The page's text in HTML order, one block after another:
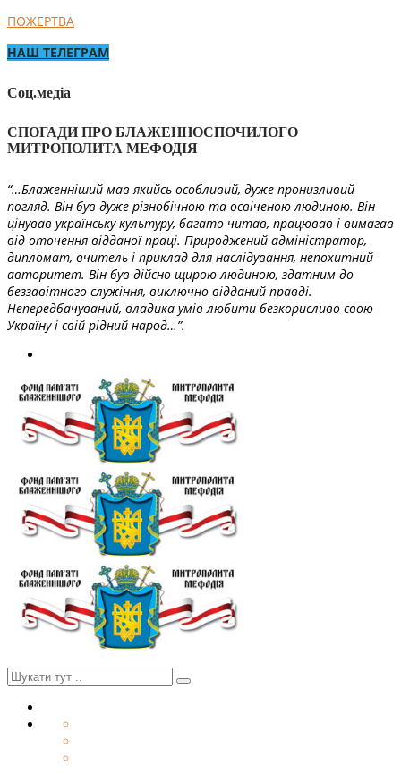
ПОЖЕРТВА
НАШ ТЕЛЕГРАМ
Соц.медіа
СПОГАДИ ПРО БЛАЖЕННОСПОЧИЛОГО
МИТРОПОЛИТА МЕФОДІЯ
“…Блаженніший мав якийсь особливий, дуже пронизливий
погляд. Він був дуже різнобічною та освіченою людиною. Він
цінував українську культуру, багато читав, працював і вимагав
від оточення відданої праці. Природжений адміністратор,
дипломат, вчитель і приклад для наслідування, непохитний
авторитет. Він був дійсно щирою людиною, здатним до
беззавітного служіння, виключно відданий правді.
Непередбачуваний, владика умів любити безкорисливо свою
Україну і свій рідний народ…”.